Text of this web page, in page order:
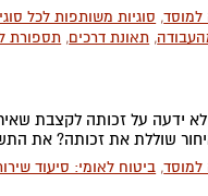
למוסד, סוגיות משותפות לכל
, תאונת דרכים, תספורת
שוללת את זכותה? את
למוסד, ביטוח לאומי: סיעוד